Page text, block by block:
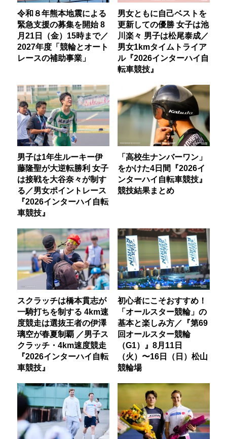
令和８年熊本地震による
緊急支援の募集を開始 8
月21日（金）15時まで／
2027年度「競輪とオート
レースの補助事業」
男女ともに自己ベストを
更新しての優勝 女子は池
川楽々 男子は松尾泰成／
男女1kmタイムトライア
ル『2026インターハイ自
転車競技』
男子は1年生ルーキー伊
藤隆聖が大逆転勝利 女子
は接戦を大谷奈々が制す
る／男女ポイントレース
『2026インターハイ自転
車競技』
「高校生ナンバーワン」
をかけた4日間『2026イ
ンターハイ自転車競技』
競技結果まとめ
スクラッチは橋本貫志が
一騎打ちを制する 4km速
度競走は選抜王者の伊澤
璃空が春夏制覇 ／男子ス
クラッチ・4km速度競走
『2026インターハイ自転
車競技』
初心者にこそおすすめ！
「オールスター競輪」の
基本と楽しみ方／『第69
回オールスター競輪
（G1）』8月11日
（火）〜16日（日）松山
競輪場